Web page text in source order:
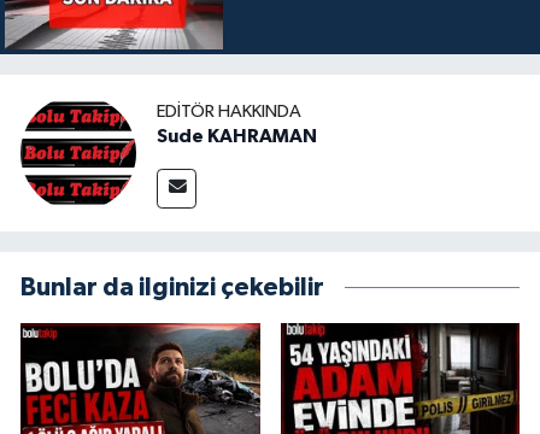
EDITÖR HAKKINDA
Sude KAHRAMAN
Bunlar da ilginizi çekebilir